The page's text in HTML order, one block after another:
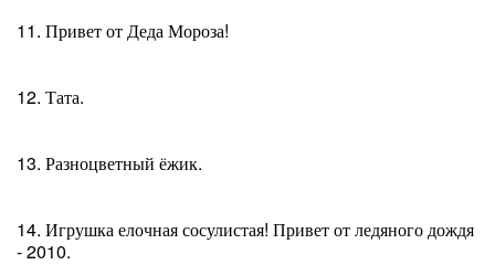
11. Привет от Деда Мороза!
12. Тата.
13. Разноцветный ёжик.
14. Игрушка елочная сосулистая! Привет от ледяного дождя
- 2010.